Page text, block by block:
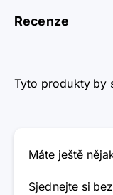
Recenze
Tyto produkty by
Máte ještě
Sjednejte si